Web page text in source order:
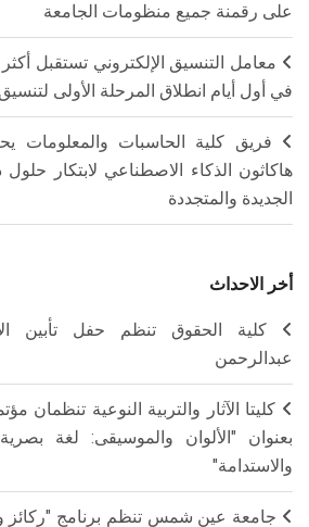
على رقمنة جميع منظومات الجامعة
في أول أيام انطلاق المرحلة الأولى
فريق كلية الحاسبات والمعلومات
هاكاثون الذكاء الاصطناعي لابتكار
الجديدة والمتجددة
أخر الاحداث
كلية الحقوق تنظم حفل تأبين
عبدالرحمن
كليتا الآثار والتربية النوعية تنظمان
بعنوان "الألوان والموسيقى: لغة
والاستدامة"
جامعة عين شمس تنظم برنامج "ركائز